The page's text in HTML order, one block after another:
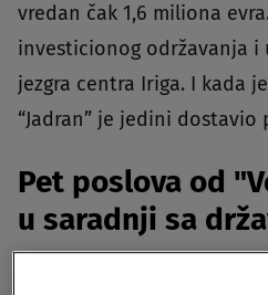
vredan čak 1,6 miliona
investicionog održavanja i
jezgra centra Iriga. I kada
“Jadran” je jedini dostavio
Pet poslova od
u saradnji sa